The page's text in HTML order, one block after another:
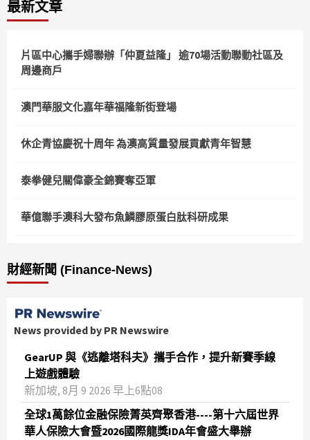
最新文章
片區中心攜手婦聯辦「仲夏益隆」 逾70場活動聯動社區及
周邊商戶
澳門華服文化嘉年華福隆新街登場
休企青協慶祝十周年 為澳高質量發展貢獻青年智慧
泰拳健兒關偉豪全錦賽奪亞軍
華億聯手澳科大發布魚鱗膠原蛋白肽科研成果
財經新聞 (Finance-News)
News provided by PR Newswire
GearUP 與《逃離塔科夫》攜手合作，提升新賽季線
上遊戲體驗
新加坡, 8月 9 2026 早上6點08
全球1萬餘位金融保險菁英齊聚香港----第十六屆世界
華人保險大會暨2026國際龍獎IDA年會盛大舉辦